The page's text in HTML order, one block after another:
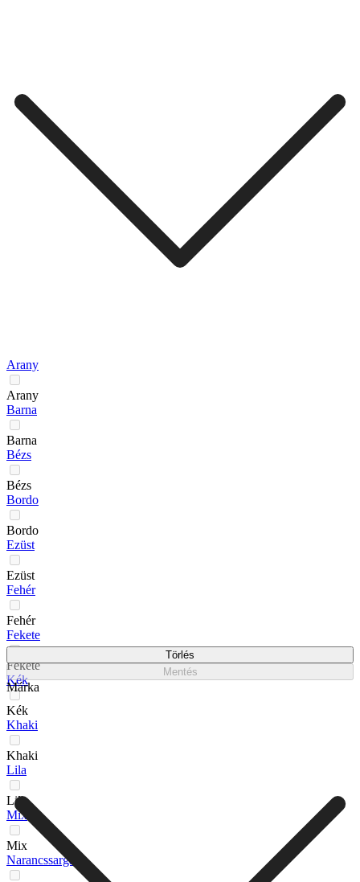
Arany
Arany
Barna
Barna
Bézs
Bézs
Bordo
Bordo
Ezüst
Ezüst
Fehér
Fehér
Fekete
Fekete
Kék
Kék
Khaki
Khaki
Lila
Lila
Mix
Mix
Narancssarga
Törlés
Mentés
Márka